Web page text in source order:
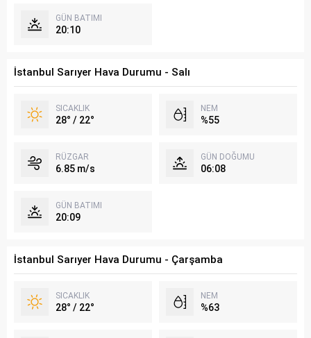
GÜN BATIMI
20:10
İstanbul Sarıyer Hava Durumu - Salı
SICAKLIK
28° / 22°
NEM
%55
RÜZGAR
6.85 m/s
GÜN DOĞUMU
06:08
GÜN BATIMI
20:09
İstanbul Sarıyer Hava Durumu - Çarşamba
SICAKLIK
28° / 22°
NEM
%63